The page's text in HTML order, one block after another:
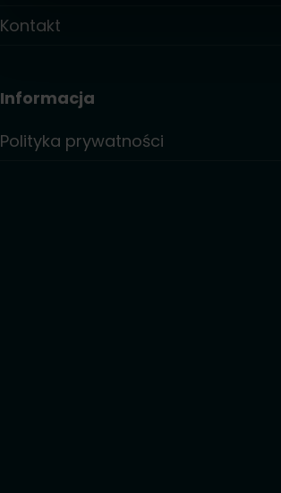
Kontakt
Informacja
Polityka prywatności